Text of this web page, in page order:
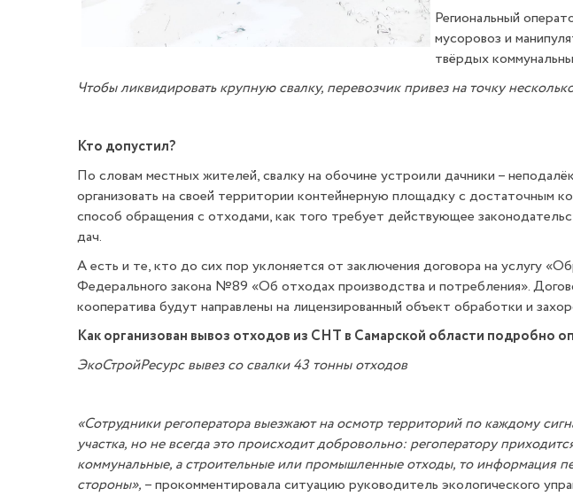
Региональный
мусоровоз и
твёрдых
Чтобы ликвидировать крупную свалку, перевозчик привез на точку
Кто допустил?
По словам местных жителей, свалку на обочине устроили дачники –
организовать на своей территории контейнерную площадку с достаточным
способ обращения с отходами, как того требует действующее
дач.
А есть и те, кто до сих пор уклоняется от заключения договора на услугу
Федерального закона №89 «Об отходах производства и потребления».
кооператива будут направлены на лицензированный объект обработки и
Как организован вывоз отходов из СНТ в Самарской области подробно
ЭкоСтройРесурс вывез со свалки 43 тонны отходов
«Сотрудники регоператора выезжают на осмотр территорий по каждому
участка, но не всегда это происходит добровольно: регоператору
коммунальные, а строительные или промышленные отходы, то информация
стороны», – прокомментировала ситуацию руководитель экологического